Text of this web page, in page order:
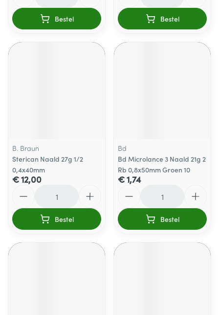
Bestel Bestel
B. Braun
Sterican Naald 27g 1/2
0,4x40mm
€ 12,00
Bestel
Bd
Bd Microlance 3 Naald 21g 2
Rb 0,8x50mm Groen 10
€ 1,74
Bestel